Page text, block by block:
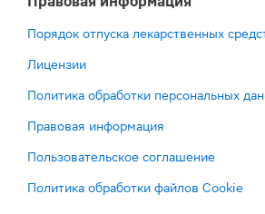
Порядок отпуска лекарственных
Лицензии
Политика обработки персональных
Правовая информация
Пользовательское соглашение
Политика обработки файлов Cookie